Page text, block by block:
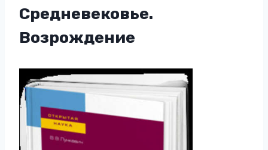
Средневековье.
Возрождение